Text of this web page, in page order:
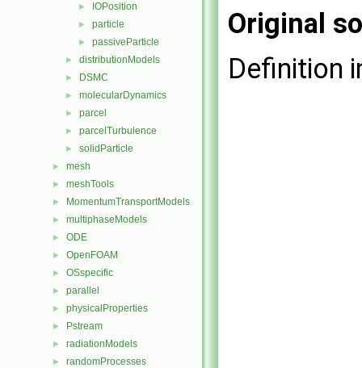
► IOPosition
► particle
► passiveParticle
► distributionModels
► DSMC
► molecularDynamics
► parcel
► parcelTurbulence
► solidParticle
► mesh
► meshTools
► MomentumTransportModels
► multiphaseModels
► ODE
► OpenFOAM
► OSspecific
► parallel
► physicalProperties
► Pstream
► radiationModels
► randomProcesses
Original
Definition